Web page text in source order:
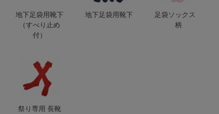
地下足袋用靴下
（すべり止め
付）
地下足袋用靴下
足袋ソックス
柄
祭り専用 長靴